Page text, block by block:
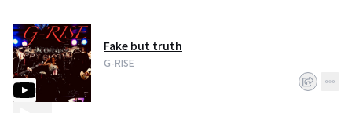
Fake but truth
G-RISE